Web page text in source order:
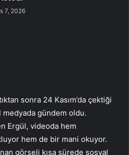
7, 2026
sonra 24 Kasım’da çektiği
gündem oldu.
Ergül, videoda hem
hem de bir mani okuyor.
görseli kısa sürede sosyal